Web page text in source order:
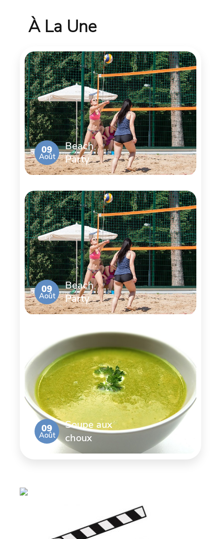
À La Une
09
Août
Beach
Party
09
Août
Beach
Party
09
Août
Soupe aux
choux